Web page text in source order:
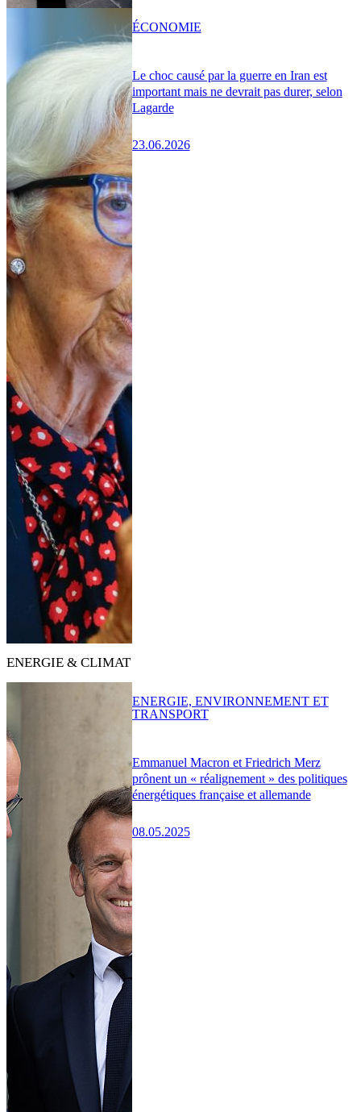
Le choc causé par la guerre en Iran est
important mais ne devrait pas durer, selon
Lagarde
23.06.2026
ÉCONOMIE
ENERGIE & CLIMAT
Emmanuel Macron et Friedrich Merz
prônent un « réalignement » des politiques
énergétiques française et allemande
08.05.2025
ENERGIE, ENVIRONNEMENT ET
TRANSPORT